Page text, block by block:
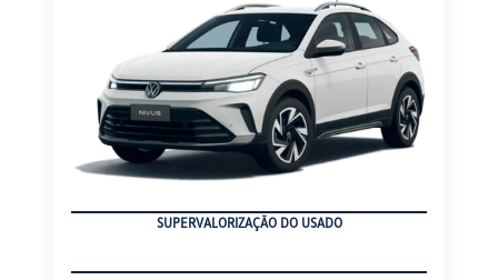
SUPERVALORIZAÇÃO DO USADO